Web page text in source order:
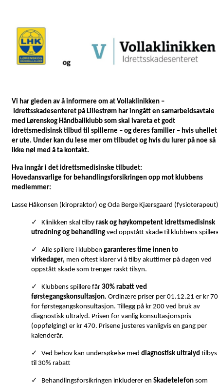
Vi har gleden av å informere om at Vollaklinikken –
Idrettsskadesenteret på Lillestrøm har inngått en samarbeidsavtale
med Lørenskog Håndballklubb som skal ivareta et godt
idrettsmedisinsk tilbud til spillerne – og deres familier – hvis uhellet
er ute. Under kan du lese mer om tilbudet og hvis du lurer på noe så
ikke nøl med å ta kontakt.
Hva inngår i det idrettsmedisinske tilbudet:
Hovedansvarlige for behandlingsforsikringen opp mot klubbens
medlemmer:
Lasse Håkonsen (kiropraktor) og Oda Berge Kjærsgaard (fysioterapeut)
✓ Klinikken skal tilby rask og høykompetent idrettsmedisinsk
utredning og behandling ved oppstått skade til klubbens
✓ Alle spillere i klubben garanteres time innen to
virkedager, men oftest klarer vi å tilby akuttimer på dagen ved
oppstått skade som trenger raskt tilsyn.
✓ Klubbens spillere får 30% rabatt ved
førstegangskonsultasjon. Ordinære priser per 01.12.21 er kr
for førstegangskonsultasjon. Tillegg på kr 200 ved bruk av
diagnostisk ultralyd. Prisen for vanlig konsultasjonspris
(oppfølging) er kr 470. Prisene justeres vanligvis en gang per
kalenderår.
✓ Ved behov kan undersøkelse med diagnostisk ultralyd tilbys
til 30% rabatt
✓ Behandlingsforsikringen inkluderer en Skadetelefon som